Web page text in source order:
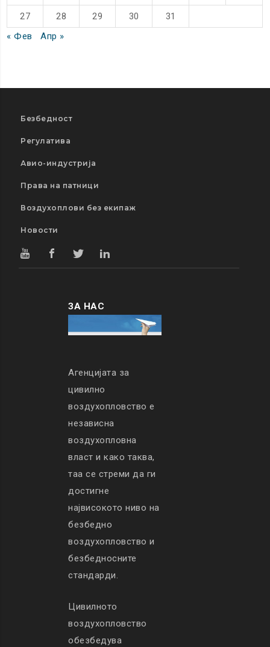
27 28 29 30
31
« Фев
Апр »
Безбедност
Регулатива
Авио-индустрија
Права на патници
Воздухоплови без екипаж
Новости
ЗА НАС
Агенцијата за
цивилно
воздухопловство е
независна
воздухопловна
власт и како таква,
таа се стреми да ги
достигне
највисокото ниво на
безбедно
воздухопловство и
безбедносните
стандарди.
Цивилното
воздухопловство
обезбедува